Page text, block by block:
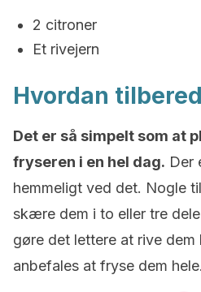
2 citroner
Et rivejern
Hvordan
Det er så simpelt som at
fryseren i en hel dag. Der
hemmeligt ved det. Nogle
skære dem i to eller tre
gøre det lettere at rive dem
anbefales at fryse dem hele.